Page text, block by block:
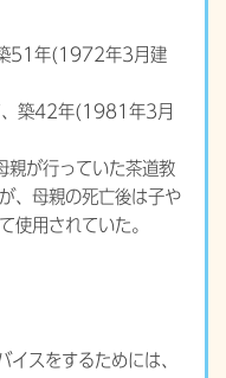
51年(1972年3月建
築42年(1981年3月
が行っていた茶道教
、母親の死亡後は子や
使用されていた。
スをするためには、